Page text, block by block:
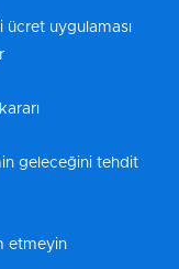
uygulaması
geleceğini tehdit
etmeyin